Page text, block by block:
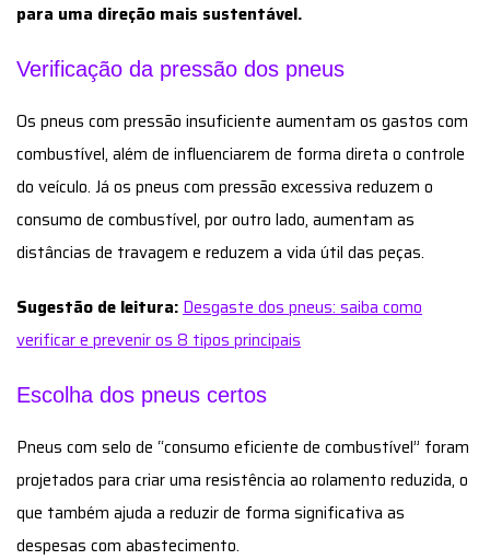
para uma direção mais sustentável.
Verificação da pressão dos pneus
Os pneus com pressão insuficiente aumentam os gastos com
combustível, além de influenciarem de forma direta o controle
do veículo. Já os pneus com pressão excessiva reduzem o
consumo de combustível, por outro lado, aumentam as
distâncias de travagem e reduzem a vida útil das peças.
Sugestão de leitura: Desgaste dos pneus: saiba como
verificar e prevenir os 8 tipos principais
Escolha dos pneus certos
Pneus com selo de “consumo eficiente de combustível” foram
projetados para criar uma resistência ao rolamento reduzida, o
que também ajuda a reduzir de forma significativa as
despesas com abastecimento.